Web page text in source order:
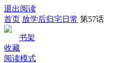
退出阅读
首页 放学后归宅日常 第57话
书架
收藏
阅读模式